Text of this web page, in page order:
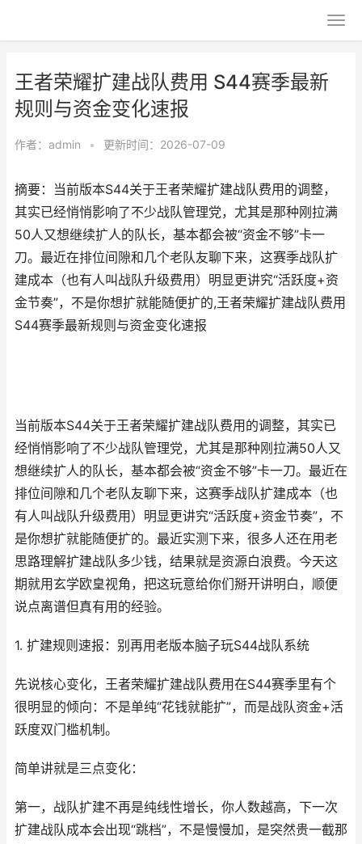
王者荣耀扩建战队费用 S44赛季最新
规则与资金变化速报
作者： admin • 更新时间：2026-07-09
摘要：当前版本S44关于王者荣耀扩建战队费用的调整，
其实已经悄悄影响了不少战队管理党，尤其是那种刚拉满
50人又想继续扩人的队长，基本都会被“资金不够”卡一
刀。最近在排位间隙和几个老队友聊下来，这赛季战队扩
建成本（也有人叫战队升级费用）明显更讲究“活跃度+资
金节奏”，不是你想扩就能随便扩的,王者荣耀扩建战队费用
S44赛季最新规则与资金变化速报
当前版本S44关于王者荣耀扩建战队费用的调整，其实已
经悄悄影响了不少战队管理党，尤其是那种刚拉满50人又
想继续扩人的队长，基本都会被“资金不够”卡一刀。最近在
排位间隙和几个老队友聊下来，这赛季战队扩建成本（也
有人叫战队升级费用）明显更讲究“活跃度+资金节奏”，不
是你想扩就能随便扩的。最近实测下来，很多人还在用老
思路理解扩建战队多少钱，结果就是资源白浪费。今天这
期就用玄学欧皇视角，把这玩意给你们掰开讲明白，顺便
说点离谱但真有用的经验。
1. 扩建规则速报：别再用老版本脑子玩S44战队系统
先说核心变化，王者荣耀扩建战队费用在S44赛季里有个
很明显的倾向：不是单纯“花钱就能扩”，而是战队资金+活
跃度双门槛机制。
简单讲就是三点变化：
第一，战队扩建不再是纯线性增长，你人数越高，下一次
扩建战队成本会出现“跳档”，不是慢慢加，是突然贵一截那